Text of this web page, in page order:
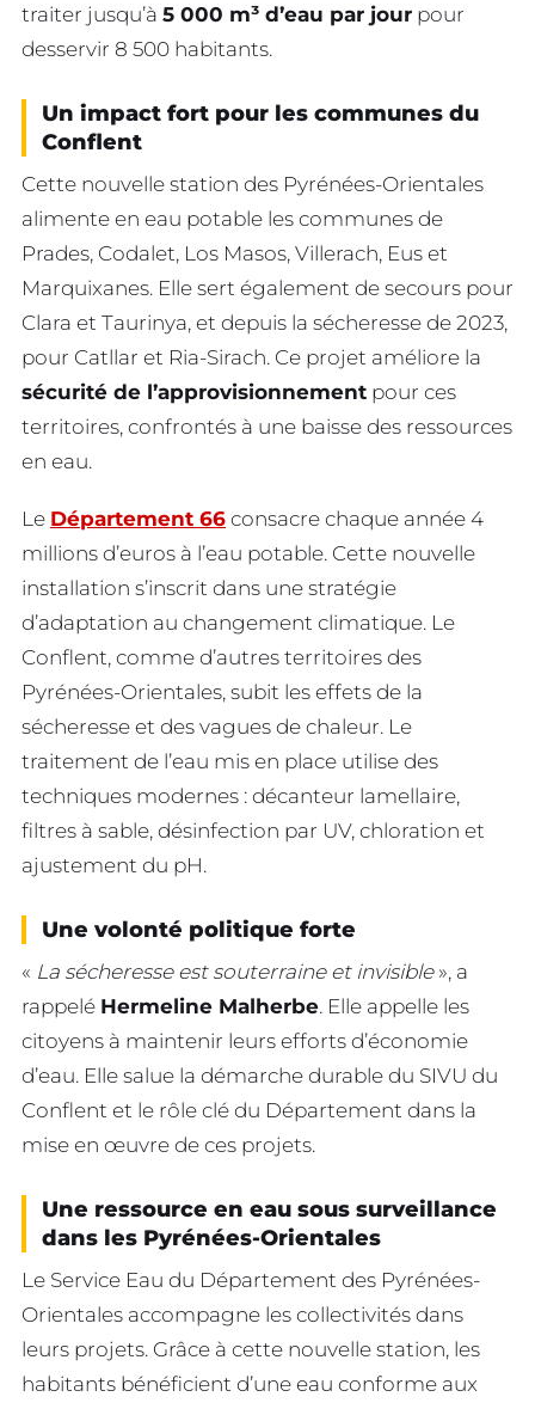
traiter jusqu’à 5 000 m³ d’eau par jour pour
desservir 8 500 habitants.
Un impact fort pour les communes du
Conflent
Cette nouvelle station des Pyrénées-Orientales
alimente en eau potable les communes de
Prades, Codalet, Los Masos, Villerach, Eus et
Marquixanes. Elle sert également de secours pour
Clara et Taurinya, et depuis la sécheresse de 2023,
pour Catllar et Ria-Sirach. Ce projet améliore la
sécurité de l’approvisionnement pour ces
territoires, confrontés à une baisse des ressources
en eau.
Le Département 66 consacre chaque année 4
millions d’euros à l’eau potable. Cette nouvelle
installation s’inscrit dans une stratégie
d’adaptation au changement climatique. Le
Conflent, comme d’autres territoires des
Pyrénées-Orientales, subit les effets de la
sécheresse et des vagues de chaleur. Le
traitement de l’eau mis en place utilise des
techniques modernes : décanteur lamellaire,
filtres à sable, désinfection par UV, chloration et
ajustement du pH.
Une volonté politique forte
« La sécheresse est souterraine et invisible », a
rappelé Hermeline Malherbe. Elle appelle les
citoyens à maintenir leurs efforts d’économie
d’eau. Elle salue la démarche durable du SIVU du
Conflent et le rôle clé du Département dans la
mise en œuvre de ces projets.
Une ressource en eau sous surveillance
dans les Pyrénées-Orientales
Le Service Eau du Département des Pyrénées-
Orientales accompagne les collectivités dans
leurs projets. Grâce à cette nouvelle station, les
habitants bénéficient d’une eau conforme aux